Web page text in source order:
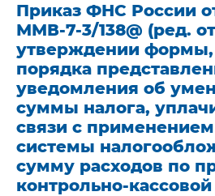
Приказ ФНС России
ММВ-7-3/138@ (ред.
утверждении
порядка
уведомления об
суммы налога,
связи с
системы
сумму расходов по
контрольно-